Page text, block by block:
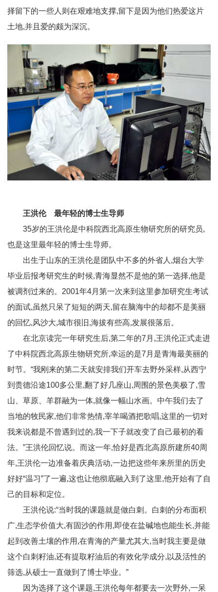
择留下的一些人则在艰难地支撑,留下是因为他们热爱这片
土地,并且爱的颇为深沉。
王洪伦 最年轻的博士生导师
35岁的王洪伦是中科院西北高原生物研究所的研究员,
也是这里最年轻的博士生导师。
出生于山东的王洪伦是团队中不多的外省人,烟台大学
毕业后报考研究生的时候,青海显然不是他的第一选择,他是
被调剂过来的。2001年4月第一次来到这里参加研究生考试
的面试,虽然只呆了短短的两天,留在脑海中的却都不是美丽
的回忆,风沙大,城市很旧,海拔有些高,发展很落后。
在北京读完一年研究生后,第二年的7月,王洪伦正式走进
了中科院西北高原生物研究所,幸运的是7月是青海最美丽的
时节。“我刚来的第二天就安排我们开车去野外采样,从西宁
到贵德沿途100多公里,翻了好几座山,周围的景色美极了,雪
山、草原、羊群融为一体,就像一幅山水画。中午我们去了
当地的牧民家,他们非常热情,宰羊喝酒把歌唱,这里的一切对
我来说都是不曾遇到过的,我一下子就改变了自己最初的看
法。”王洪伦回忆说。而这一年,恰好是西北高原所建所40周
年,王洪伦一边准备着庆典活动,一边把这些年来所里的历史
好好“温习”了一遍,这也让他彻底融入到了这里,他开始有了自
己的目标和定位。
王洪伦说:“当时我的课题就是做白刺。白刺的分布面积
广,生态学价值大,有固沙的作用,即使在盐碱地也能生长,并能
起到改善土壤的作用,在青海的产量尤其大,当时我主要是做
这个白刺籽油,还有提取籽油后的有效化学成分,以及活性的
筛选,从硕士一直做到了博士毕业。”
因为选择了这个课题,王洪伦每年都要去一次野外,一呆